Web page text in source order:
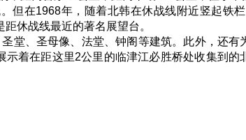
但在1968年，随着北韩在休战线附近竖起铁
休战线最近的著名展望台。
、圣母像、法堂、钟阁等建筑。此外，还有
着在距这里2公里的临津江必胜桥处收集到的